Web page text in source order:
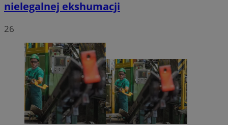
nielegalnej ekshumacji
26